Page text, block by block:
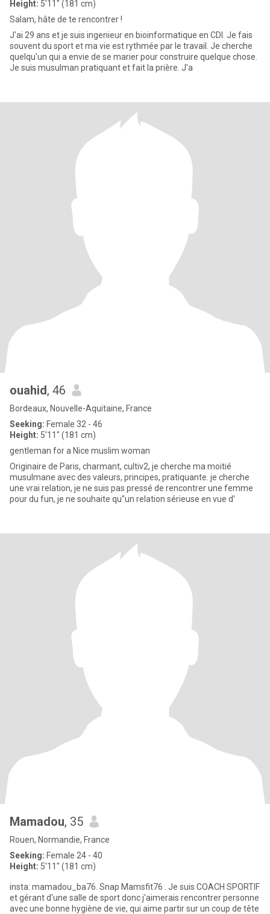
Height: 5'11" (181 cm)
Salam, hâte de te rencontrer !
J'ai 29 ans et je suis ingenieur en bioinformatique en CDI. Je fais
souvent du sport et ma vie est rythmée par le travail. Je cherche
quelqu'un qui a envie de se marier pour construire quelque chose.
Je suis musulman pratiquant et fait la prière. J'a
ouahid, 46
Bordeaux, Nouvelle-Aquitaine, France
Seeking: Female 32 - 46
Height: 5'11" (181 cm)
gentleman for a Nice muslim woman
Originaire de Paris, charmant, cultiv2, je cherche ma moitié
musulmane avec des valeurs, principes, pratiquante. je cherche
une vrai relation, je ne suis pas pressé de rencontrer une femme
pour du fun, je ne souhaite qu"un relation sérieuse en vue d'
Mamadou, 35
Rouen, Normandie, France
Seeking: Female 24 - 40
Height: 5'11" (181 cm)
insta: mamadou_ba76. Snap Mamsfit76 . Je suis COACH SPORTIF
et gérant d'une salle de sport donc j'aimerais rencontrer personne
avec une bonne hygiène de vie, qui aime partir sur un coup de tête